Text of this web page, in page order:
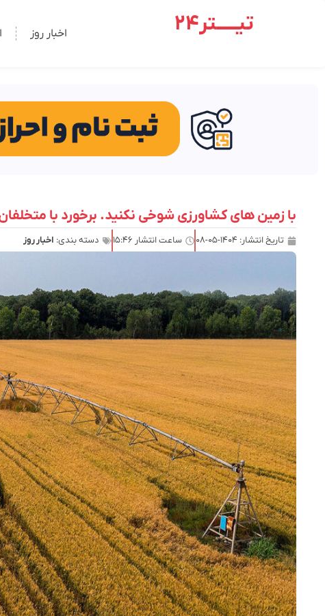
تیـــــتر24 اخبار روز
با زمین های کشاورزی شوخی نکنید. برخورد با
تاریخ انتشار: ۱۴۰۴-۰۵-۰۸ ساعت انتشار ۱۵:۴۶ دسته بندی: اخبار روز